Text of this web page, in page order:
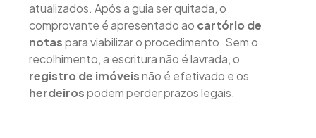
atualizados. Após a guia ser quitada, o
comprovante é apresentado ao cartório de
notaspara viabilizar o procedimento. Sem o
recolhimento, a escritura não é lavrada, o
registro de imóveisnão é efetivado e os
herdeirospodem perder prazos legais.